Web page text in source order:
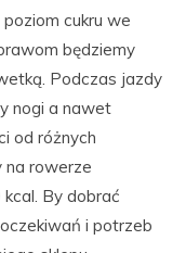
cukru we
będziemy
Podczas jazdy
nogi a nawet
od różnych
na rowerze
By dobrać
i potrzeb